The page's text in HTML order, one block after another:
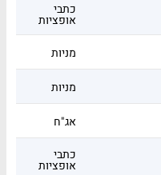
כתבי
אופציות
מניות
מניות
אג"ח
כתבי
אופציות